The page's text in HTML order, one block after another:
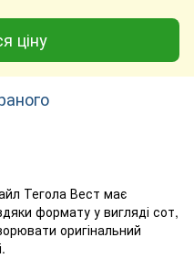
ціну
Тегола Вест має
формату у вигляді сот,
оригінальний